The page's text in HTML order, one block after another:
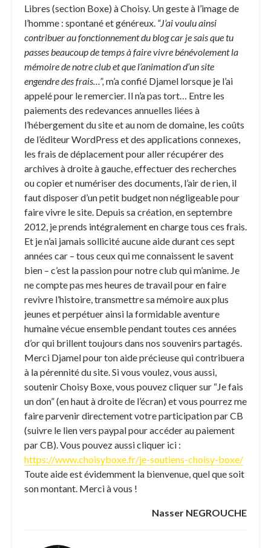
Libres (section Boxe) à Choisy. Un geste à l’image de
l’homme : spontané et généreux. “J’ai voulu ainsi
contribuer au fonctionnement du blog car je sais que tu
passes beaucoup de temps à faire vivre bénévolement la
mémoire de notre club et que l’animation d’un site
engendre des frais…”, m’a confié Djamel lorsque je l’ai
appelé pour le remercier. Il n’a pas tort… Entre les
paiements des redevances annuelles liées à
l’hébergement du site et au nom de domaine, les coûts
de l’éditeur WordPress et des applications connexes,
les frais de déplacement pour aller récupérer des
archives à droite à gauche, effectuer des recherches
ou copier et numériser des documents, l’air de rien, il
faut disposer d’un petit budget non négligeable pour
faire vivre le site. Depuis sa création, en septembre
2012, je prends intégralement en charge tous ces frais.
Et je n’ai jamais sollicité aucune aide durant ces sept
années car – tous ceux qui me connaissent le savent
bien – c’est la passion pour notre club qui m’anime. Je
ne compte pas mes heures de travail pour en faire
revivre l’histoire, transmettre sa mémoire aux plus
jeunes et perpétuer ainsi la formidable aventure
humaine vécue ensemble pendant toutes ces années
d’or qui brillent toujours dans nos souvenirs partagés.
Merci Djamel pour ton aide précieuse qui contribuera
à la pérennité du site. Si vous voulez, vous aussi,
soutenir Choisy Boxe, vous pouvez cliquer sur “Je fais
un don” (en haut à droite de l’écran) et vous pourrez me
faire parvenir directement votre participation par CB
(suivre le lien vers paypal pour accéder au paiement
par CB). Vous pouvez aussi cliquer ici :
https://www.choisyboxe.fr/je-soutiens-choisy-boxe/
Toute aide est évidemment la bienvenue, quel que soit
son montant. Merci à vous !
Nasser NEGROUCHE